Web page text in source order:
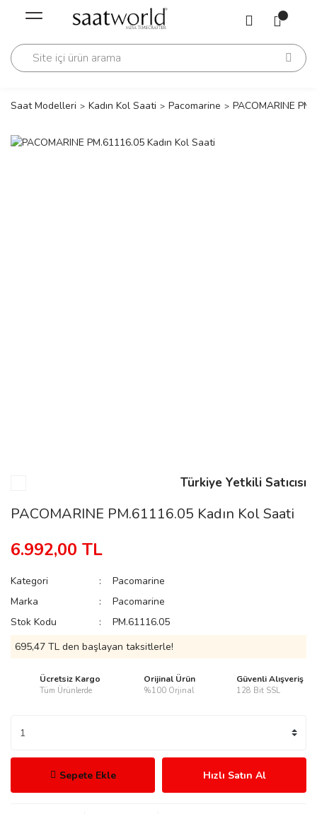
Geri Dön
Geri Dön
Saat Modelleri Kadın Kol Saati Pacomarine PACOMARINE
Türkiye Yetkili Satıcısı
PACOMARINE PM.61116.05 Kadın Kol Saati
6.992,00 TL
Kategori
Pacomarine
Marka
Pacomarine
Stok Kodu
PM.61116.05
695,47 TL den başlayan taksitlerle!
Ücretsiz Kargo
Tüm Ürünlerde
Orijinal Ürün
%100 Orjinal
Güvenli Alışveriş
128 Bit SSL
Sepete Ekle Hızlı Satın Al